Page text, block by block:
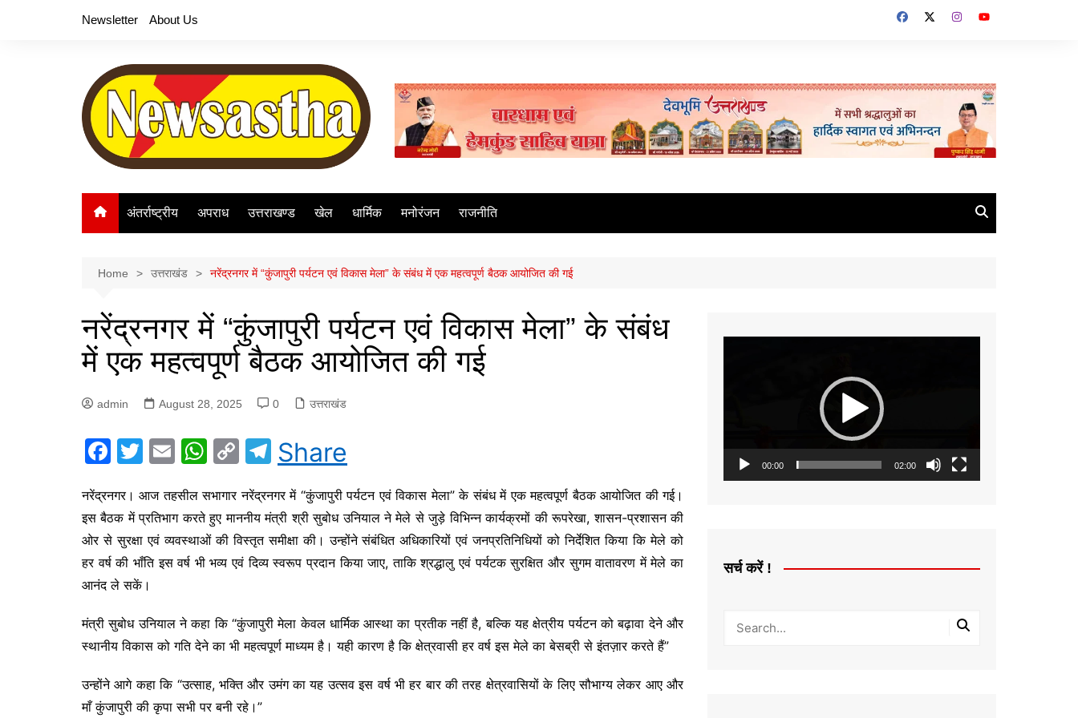
Newsletter About Us
अंतर्राष्ट्रीय अपराध उत्तराखण्ड खेल धार्मिक मनोरंजन राजनीति
Home उत्तराखंड नरेंद्रनगर में “कुंजापुरी पर्यटन एवं विकास मेला” के संबंध में एक महत्वपूर्ण बैठक आयोजित की गई
नरेंद्रनगर में “कुंजापुरी पर्यटन एवं विकास मेला” के संबंध
में एक महत्वपूर्ण बैठक आयोजित की गई
admin August 28, 2025 0 उत्तराखंड
F
c
e
b
o
k
T
itt
er
E
ai
l
W
at
s
A
C
p
y
Li
T
el
e
gr
a
Share
नरेंद्रनगर। आज तहसील सभागार नरेंद्रनगर में “कुंजापुरी पर्यटन एवं विकास मेला” के संबंध में एक महत्वपूर्ण बैठक आयोजित की गई।
इस बैठक में प्रतिभाग करते हुए माननीय मंत्री श्री सुबोध उनियाल ने मेले से जुड़े विभिन्न कार्यक्रमों की रूपरेखा, शासन-प्रशासन की
ओर से सुरक्षा एवं व्यवस्थाओं की विस्तृत समीक्षा की। उन्होंने संबंधित अधिकारियों एवं जनप्रतिनिधियों को निर्देशित किया कि मेले को
हर वर्ष की भाँति इस वर्ष भी भव्य एवं दिव्य स्वरूप प्रदान किया जाए, ताकि श्रद्धालु एवं पर्यटक सुरक्षित और सुगम वातावरण में मेले का
आनंद ले सकें।
मंत्री सुबोध उनियाल ने कहा कि “कुंजापुरी मेला केवल धार्मिक आस्था का प्रतीक नहीं है, बल्कि यह क्षेत्रीय पर्यटन को बढ़ावा देने और
स्थानीय विकास को गति देने का भी महत्वपूर्ण माध्यम है। यही कारण है कि क्षेत्रवासी हर वर्ष इस मेले का बेसब्री से इंतज़ार करते हैं”
उन्होंने आगे कहा कि “उत्साह, भक्ति और उमंग का यह उत्सव इस वर्ष भी हर बार की तरह क्षेत्रवासियों के लिए सौभाग्य लेकर आए और
माँ कुंजापुरी की कृपा सभी पर बनी रहे।”
00:00 02:00
सर्च करें !